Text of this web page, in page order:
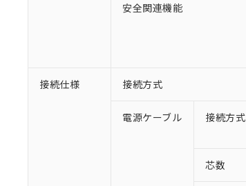
安全関連機能
接続仕様 接続方式
電源ケーブル 接続方式
芯数